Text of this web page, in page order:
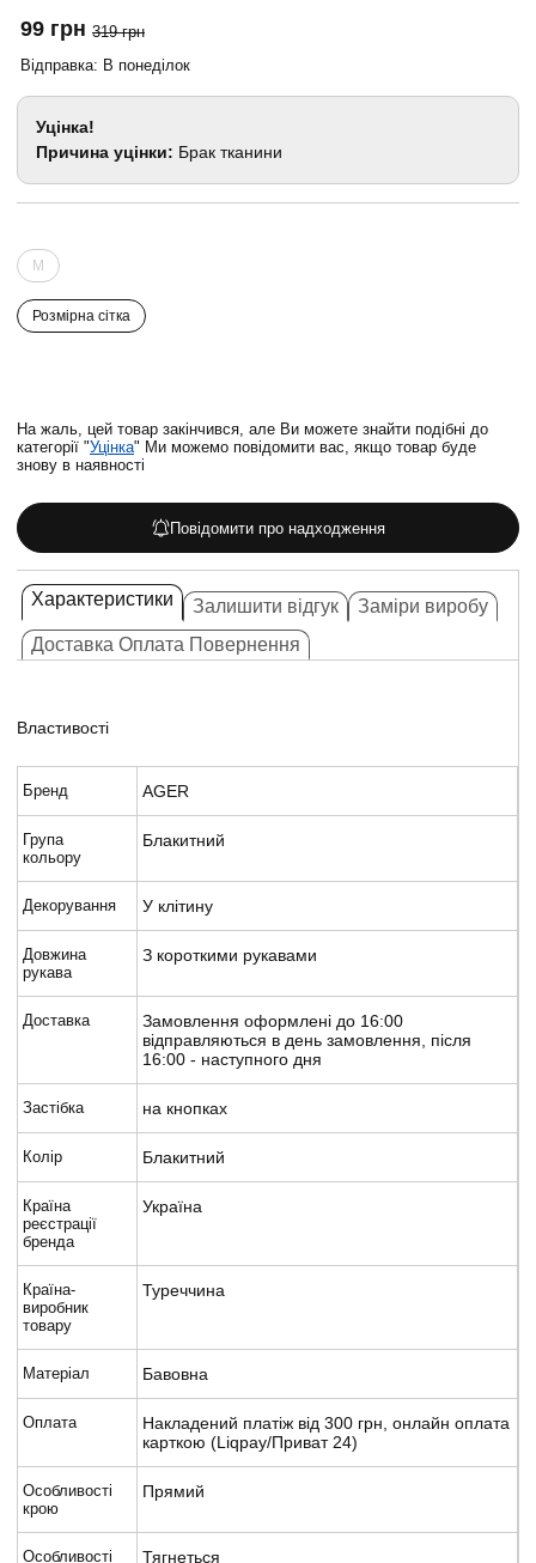
99 грн 319 грн
Відправка: В понеділок
Уцінка!
Причина уцінки: Брак тканини
M
Розмірна сітка
На жаль, цей товар закінчився, але Ви можете знайти подібні до
категорії "Уцінка" Ми можемо повідомити вас, якщо товар буде
знову в наявності
Повідомити про надходження
Характеристики Залишити відгук
Заміри виробу
Доставка Оплата Повернення
Властивості
Бренд AGER
Група
кольору
Блакитний
Декорування У клітину
Довжина
рукава
З короткими рукавами
Доставка
Замовлення оформлені до 16:00
відправляються в день замовлення, після
16:00 - наступного дня
Застібка на кнопках
Колір Блакитний
Країна
реєстрації
бренда
Україна
Країна-
виробник
товару
Туреччина
Матеріал Бавовна
Оплата
Накладений платіж від 300 грн, онлайн оплата
карткою (Liqpay/Приват 24)
Особливості
крою
Прямий
Особливості Тягнеться